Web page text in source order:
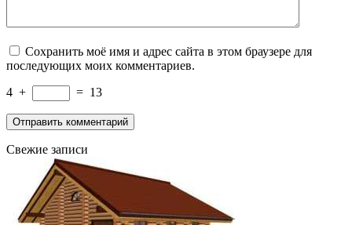
Сохранить моё имя и адрес сайта в этом браузере для
последующих моих комментариев.
4 + = 13
Свежие записи